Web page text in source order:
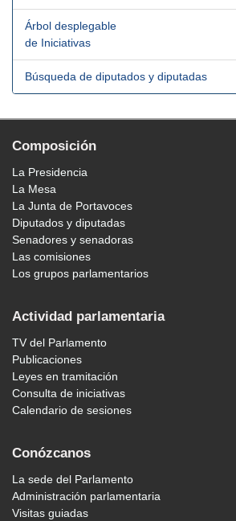
Árbol desplegable
de Iniciativas
Búsqueda de diputados y diputadas
Composición
La Presidencia
La Mesa
La Junta de Portavoces
Diputados y diputadas
Senadores y senadoras
Las comisiones
Los grupos parlamentarios
Actividad parlamentaria
TV del Parlamento
Publicaciones
Leyes en tramitación
Consulta de iniciativas
Calendario de sesiones
Conózcanos
La sede del Parlamento
Administración parlamentaria
Visitas guiadas